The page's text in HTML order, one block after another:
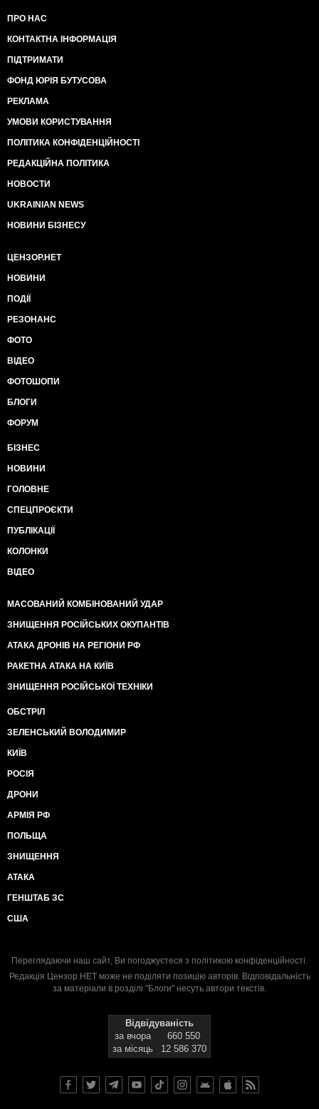
ПРО НАС
КОНТАКТНА ІНФОРМАЦІЯ
ПІДТРИМАТИ
ФОНД ЮРІЯ БУТУСОВА
РЕКЛАМА
УМОВИ КОРИСТУВАННЯ
ПОЛІТИКА КОНФІДЕНЦІЙНОСТІ
РЕДАКЦІЙНА ПОЛІТИКА
НОВОСТИ
UKRAINIAN NEWS
НОВИНИ БІЗНЕСУ
ЦЕНЗОР.НЕТ
НОВИНИ
ПОДІЇ
РЕЗОНАНС
ФОТО
ВІДЕО
ФОТОШОПИ
БЛОГИ
ФОРУМ
БІЗНЕС
НОВИНИ
ГОЛОВНЕ
СПЕЦПРОЄКТИ
ПУБЛІКАЦІЇ
КОЛОНКИ
ВІДЕО
МАСОВАНИЙ КОМБІНОВАНИЙ УДАР
ЗНИЩЕННЯ РОСІЙСЬКИХ ОКУПАНТІВ
АТАКА ДРОНІВ НА РЕГІОНИ РФ
РАКЕТНА АТАКА НА КИЇВ
ЗНИЩЕННЯ РОСІЙСЬКОЇ ТЕХНІКИ
ОБСТРІЛ
ЗЕЛЕНСЬКИЙ ВОЛОДИМИР
КИЇВ
РОСІЯ
ДРОНИ
АРМІЯ РФ
ПОЛЬЩА
ЗНИЩЕННЯ
АТАКА
ГЕНШТАБ ЗС
США
Переглядаючи наш сайт, Ви погоджуєтеся з політикою конфіденційності.
Редакція Цензор.НЕТ може не поділяти позицію авторів. Відповідальність
за матеріали в розділі "Блоги" несуть автори текстів.
Відвідуваність
за вчора
660 550
за місяць
12 586 370